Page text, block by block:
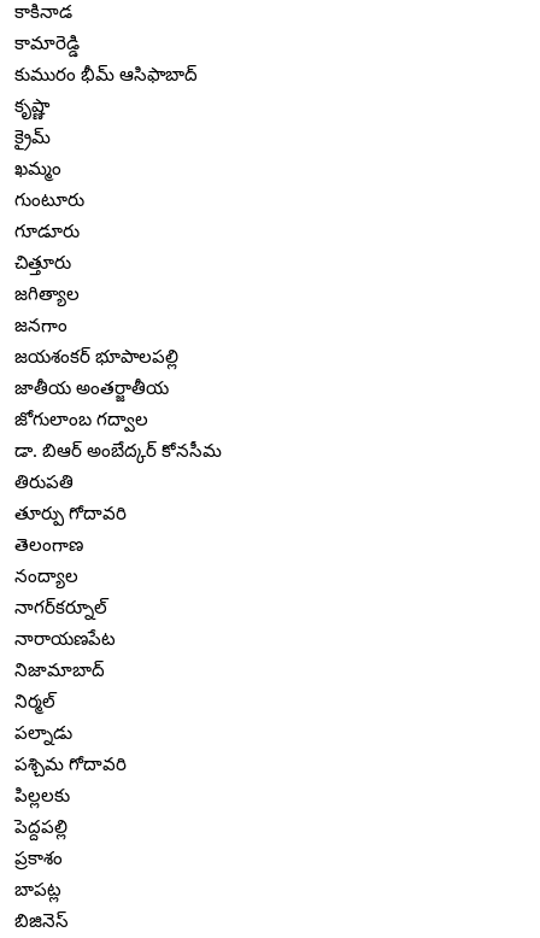
కాకినాడ
కామారెడ్డి
కుమురం భీమ్ ఆసిఫాబాద్
కృష్ణా
క్రైమ్
ఖమ్మం
గుంటూరు
గూడూరు
చిత్తూరు
జగిత్యాల
జనగాం
జయశంకర్ భూపాలపల్లి
జాతీయ అంతర్జాతీయ
జోగులాంబ గద్వాల
డా. బిఆర్ అంబేద్కర్ కోనసీమ
తిరుపతి
తూర్పు గోదావరి
తెలంగాణ
నంద్యాల
నాగర్‌కర్నూల్
నారాయణపేట
నిజామాబాద్
నిర్మల్
పల్నాడు
పశ్చిమ గోదావరి
పిల్లలకు
పెద్దపల్లి
ప్రకాశం
బాపట్ల
బిజినెస్